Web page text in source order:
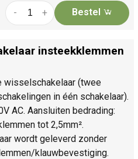
+
- Bestel
insteekklemmen
wisselschakelaar (twee
in één schakelaar).
AC. Aansluiten bedrading:
tot 2,5mm².
wordt geleverd zonder
klauwbevestiging.